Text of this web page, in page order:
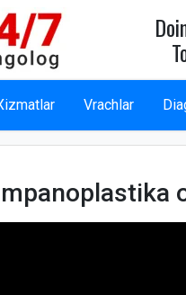
Vrachlar